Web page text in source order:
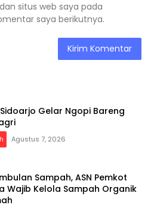
situs web saya pada
saya berikutnya.
Gelar Ngopi Bareng
Agustus 7, 2026
Sampah, ASN Pemkot
Wajib Kelola Sampah Organik